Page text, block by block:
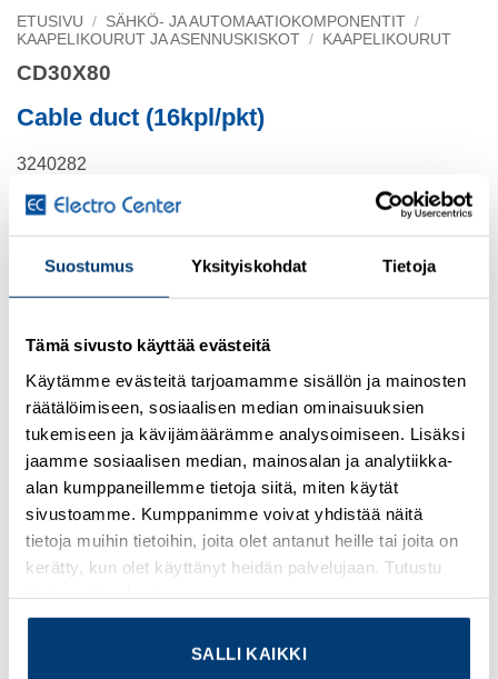
Suostumus Yksityiskohdat Tietoja
Tämä sivusto käyttää evästeitä
Käytämme evästeitä tarjoamamme sisällön ja mainosten
räätälöimiseen, sosiaalisen median ominaisuuksien
tukemiseen ja kävijämäärämme analysoimiseen. Lisäksi
jaamme sosiaalisen median, mainosalan ja analytiikka-
alan kumppaneillemme tietoja siitä, miten käytät
sivustoamme. Kumppanimme voivat yhdistää näitä
tietoja muihin tietoihin, joita olet antanut heille tai joita on
kerätty, kun olet käyttänyt heidän palvelujaan. Tutustu
SALLI KAIKKI
ETUSIVU / SÄHKÖ- JA AUTOMAATIOKOMPONENTIT /
KAAPELIKOURUT JA ASENNUSKISKOT / KAAPELIKOURUT
CD30X80
Cable duct (16kpl/pkt)
3240282
30 mm, height: 80 mm, length 2000 mm
Lisätietoja tuotteesta
Osasto:Kaapelikourut